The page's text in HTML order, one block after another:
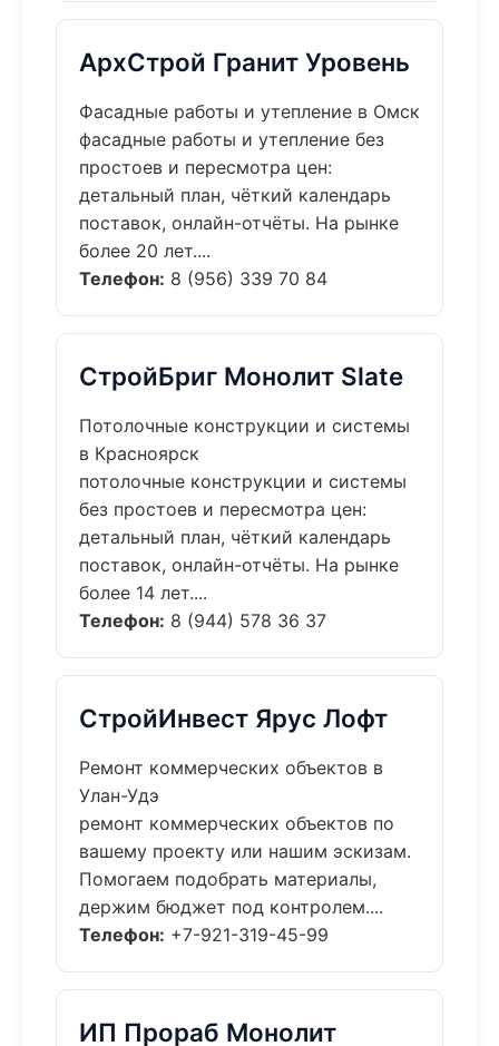
АрхСтрой Гранит Уровень
Фасадные работы и утепление в Омск
фасадные работы и утепление без
простоев и пересмотра цен:
детальный план, чёткий календарь
поставок, онлайн-отчёты. На рынке
более 20 лет....
Телефон: 8 (956) 339 70 84
СтройБриг Монолит Slate
Потолочные конструкции и системы
в Красноярск
потолочные конструкции и системы
без простоев и пересмотра цен:
детальный план, чёткий календарь
поставок, онлайн-отчёты. На рынке
более 14 лет....
Телефон: 8 (944) 578 36 37
СтройИнвест Ярус Лофт
Ремонт коммерческих объектов в
Улан-Удэ
ремонт коммерческих объектов по
вашему проекту или нашим эскизам.
Помогаем подобрать материалы,
держим бюджет под контролем....
Телефон: +7-921-319-45-99
ИП Прораб Монолит